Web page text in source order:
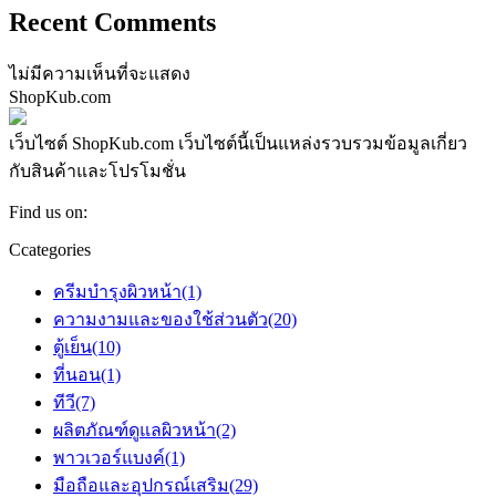
Recent Comments
ไม่มีความเห็นที่จะแสดง
ShopKub.com
เว็บไซต์ ShopKub.com เว็บไซต์นี้เป็นแหล่งรวบรวมข้อมูลเกี่ยว
กับสินค้าและโปรโมชั่น
Find us on:
Facebook
opens
new
window
X
opens
new
window
YouTube
opens
new
window
Pinterest
opens
new
window
Ccategories
ครีมบํารุงผิวหน้า(1)
ความงามและของใช้ส่วนตัว(20)
ตู้เย็น(10)
ที่นอน(1)
ทีวี(7)
ผลิตภัณฑ์ดูแลผิวหน้า(2)
พาวเวอร์แบงค์(1)
มือถือและอุปกรณ์เสริม(29)